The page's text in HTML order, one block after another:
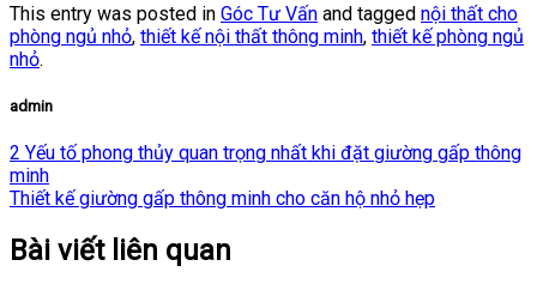
This entry was posted in Góc Tư Vấn and tagged nội thất cho
phòng ngủ nhỏ, thiết kế nội thất thông minh, thiết kế phòng ngủ
nhỏ.
admin
2 Yếu tố phong thủy quan trọng nhất khi đặt giường gấp thông
minh
Thiết kế giường gấp thông minh cho căn hộ nhỏ hẹp
Bài viết liên quan